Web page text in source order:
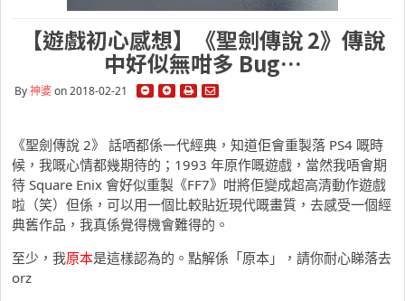
【遊戲初心感想】《聖劍傳說 2》傳說
中好似無咁多 Bug…
By神婆on 2018-02-21
《聖劍傳說 2》 話哂都係一代經典，知道佢會重製落 PS4 嘅時
候，我嘅心情都幾期待的；1993 年原作嘅遊戲，當然我唔會期
待 Square Enix 會好似重製《FF7》咁將佢變成超高清動作遊戲
啦（笑）但係，可以用一個比較貼近現代嘅畫質，去感受一個經
典舊作品，我真係覺得機會難得的。
至少，我原本是這樣認為的。點解係「原本」，請你耐心睇落去
orz